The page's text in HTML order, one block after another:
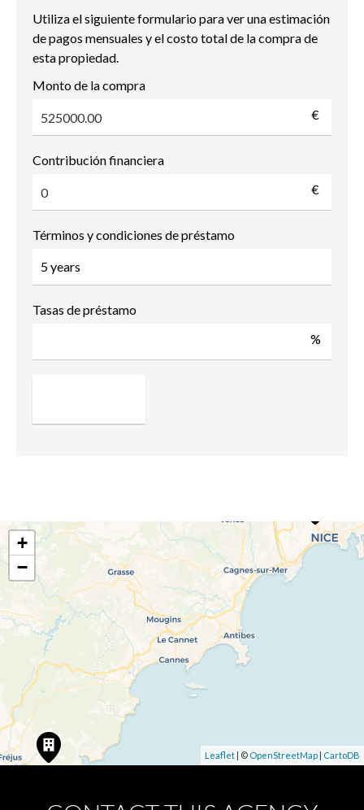
Utiliza el siguiente formulario para ver una estimación
de pagos mensuales y el costo total de la compra de
esta propiedad.
Monto de la compra
€
Contribución financiera
€
Términos y condiciones de préstamo
Tasas de préstamo
%
+
−
Leaflet | © OpenStreetMap | CartoDB